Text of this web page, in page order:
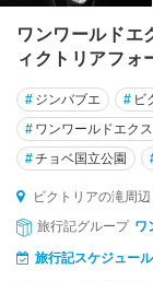
ワンワールド
ィクトリアフォ
# ジンバブエ # ビ
# ワンワールドエク
#チョベ国立公園
ビクトリアの滝周辺
旅行記グループ ワ
旅行記スケジュール